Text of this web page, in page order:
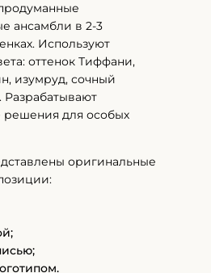
ансамбли в 2-3
Используют
оттенок Тиффани,
изумруд, сочный
для особых
оригинальные